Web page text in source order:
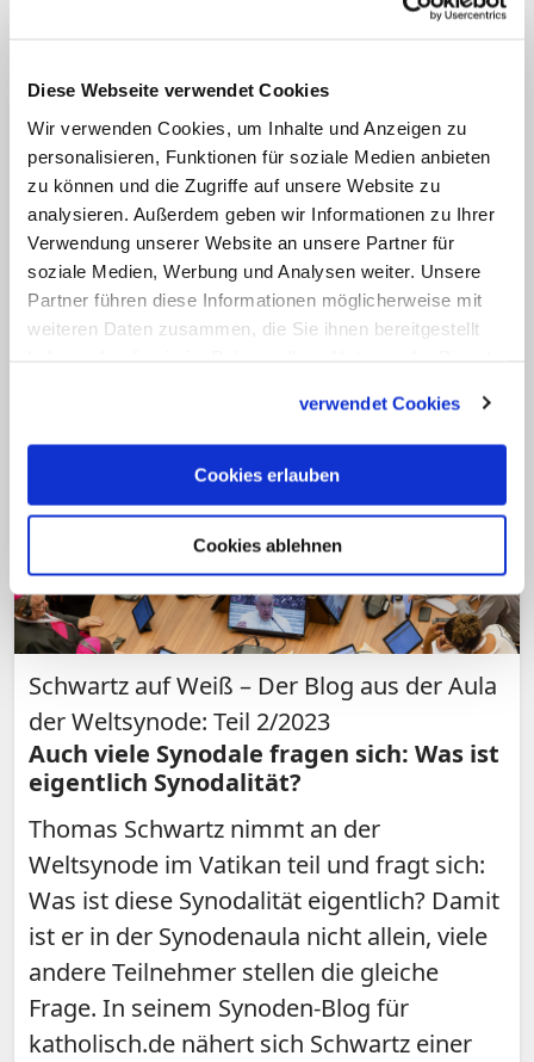
Diese Webseite verwendet Cookies
Wir verwenden Cookies, um Inhalte und Anzeigen zu
personalisieren, Funktionen für soziale Medien anbieten
zu können und die Zugriffe auf unsere Website zu
analysieren. Außerdem geben wir Informationen zu Ihrer
Verwendung unserer Website an unsere Partner für
soziale Medien, Werbung und Analysen weiter. Unsere
Partner führen diese Informationen möglicherweise mit
weiteren Daten zusammen, die Sie ihnen bereitgestellt
verwendet Cookies
Cookies erlauben
Cookies ablehnen
Hauptgeschäftsführer des
Osteuropa-Hilfswerks Renovabis und
Teilnehmer der Weltbischofssynode
zur Synodalität in Rom. Für
katholisch.de berichtet er in einem
eigenen Blog regelmäßig von seinen
Eindrücken aus der Synodenaula.
Schwartz auf Weiß – Der Blog aus der Aula
der Weltsynode: Teil 2/2023
Auch viele Synodale fragen sich: Was ist
eigentlich Synodalität?
Thomas Schwartz nimmt an der
Weltsynode im Vatikan teil und fragt sich:
Was ist diese Synodalität eigentlich? Damit
ist er in der Synodenaula nicht allein, viele
andere Teilnehmer stellen die gleiche
Frage. In seinem Synoden-Blog für
katholisch.de nähert sich Schwartz einer